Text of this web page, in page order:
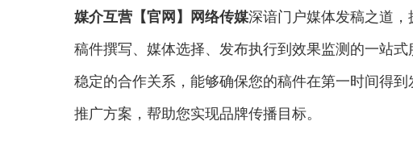
媒介互营【官网】网络传媒深谙门户媒体发稿之道
稿件撰写、媒体选择、发布执行到效果监测的一站
稳定的合作关系，能够确保您的稿件在第一时间得
推广方案，帮助您实现品牌传播目标。